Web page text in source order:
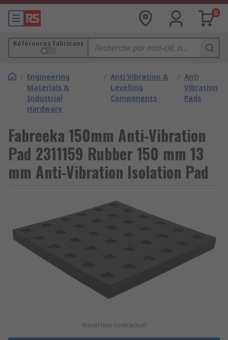
0
Références fabricant
/ Engineering
Materials &
Industrial
Hardware
/ Anti Vibration &
Levelling
Components
/ Anti
Vibration
Pads
Fabreeka 150mm Anti-Vibration
Pad 2311159 Rubber 150 mm 13
mm Anti-Vibration Isolation Pad
Visuel non contractuel